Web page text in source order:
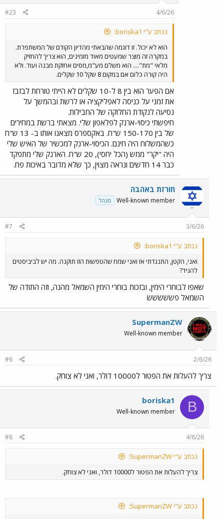
4/6/26
#23
נכתב ע"י boriska1:
הוא לא יכול. זו דוגמה שהבאתי מהדיון הקודם של המשתפרת.
במקרה זה מוצר שמעטים מאוד מזמינים, הוא צריך להחזיק
מלאי "מת".... הוא משלם מע"מ,מסים אחזקת מבנה ועוד. ולא
היה קורה כלום אם במקום 8 שקל 10 שקלים.
אם הפער הוא בין 8 ל-10 שקלים לא הייתי טורחת לבזבז
את זמני על כניסה לאפליקציה או לרשת ובהמשך על
נסיעה לנקודת החלוקה של החבילות.
חיפשתי כיסוי-ארנק לפלאפון שלי. מצאתי ברשת במחירים
של בין 150-170 ש"ח. באקספרס מצאנו אותו ב- 13 ש"ח
כשהמשלוח היה חינם. הכיסוי-ארנק למכשיר של האיש שלי
היה "יקר" ממש (הכל יחסי), 20 ש"ח. הארנק שלי מתפקד
כבר 14 חדשים ונראה מצוין, כך שלא מדובר באיכות פח.
חורזת באהבה
Well-known member מנהל
3/6/26
#7
נכתב ע"י boriska1:
ואני, הקטן, התנגדתי אז ואני שמח שהטפשות הזו תוקנה. מה יש לביביסטים
להגיד?
שאפו לבוחרי הימין, ובזכות בוחרי הימין השמאל מהנה, וזה התודה של
השמאל פששששש
SupermanZW
Well-known member
2/6/26
#6
צריך להעלות את הפטור ל10000 דולר, ואני לא צוחק.
B
boriska1
Well-known member
4/6/26
#8
נכתב ע"י SupermanZW:
צריך להעלות את הפטור ל10000 דולר, ואני לא צוחק.
נכתב ע"י SupermanZW: